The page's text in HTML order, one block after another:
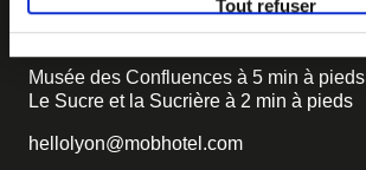
Tout refuser
+33 4 58 55 55 88
Musée des Confluences à 5 min à pieds
Le Sucre et la Sucrière à 2 min à pieds
hellolyon@mobhotel.com